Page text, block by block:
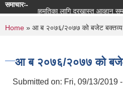
समाचारः-
सरुवा सहमतिका लागि दरखास्त आव्हान सम्बन्धि
You are here
Home » आ ब २०७६/२०७७ को बजेट बक्तव्य
आ ब २०७६/२०७७ को
Submitted on: Fri, 09/13/2019